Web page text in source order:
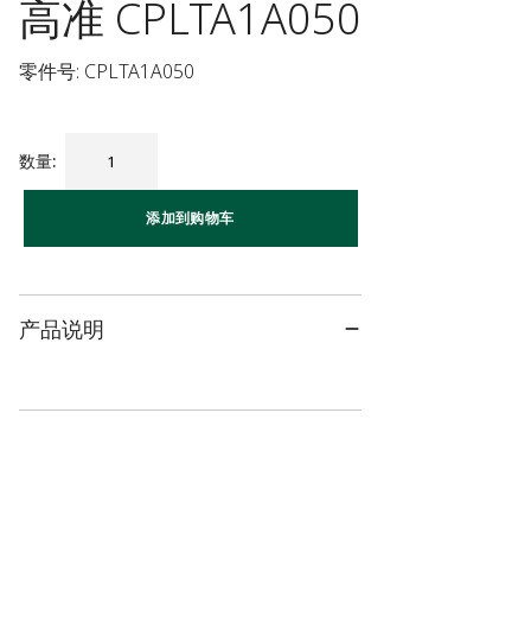
高准 CPLTA1A050
零件号: CPLTA1A050
数量:
添加到购物车
产品说明